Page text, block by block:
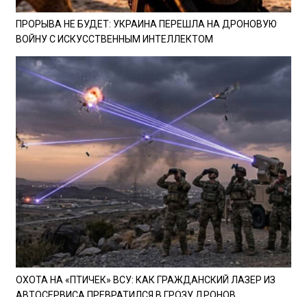
ПРОРЫВА НЕ БУДЕТ: УКРАИНА ПЕРЕШЛА НА ДРОНОВУЮ
ВОЙНУ С ИСКУССТВЕННЫМ ИНТЕЛЛЕКТОМ
ОХОТА НА «ПТИЧЕК» ВСУ: КАК ГРАЖДАНСКИЙ ЛАЗЕР ИЗ
АВТОСЕРВИСА ПРЕВРАТИЛСЯ В ГРОЗУ ДРОНОВ